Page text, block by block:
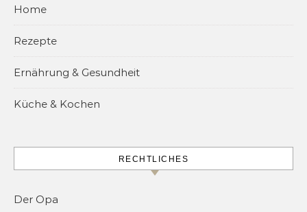
Home
Rezepte
Ernährung & Gesundheit
Küche & Kochen
RECHTLICHES
Der Opa